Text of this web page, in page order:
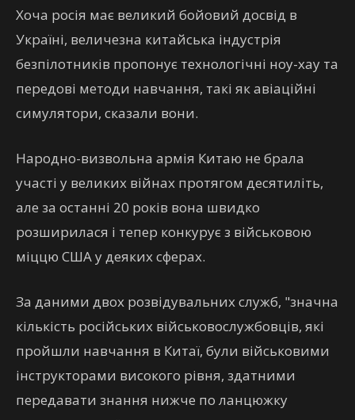
Хоча росія має великий бойовий досвід в
Україні, величезна китайська індустрія
безпілотників пропонує технологічні ноу-хау та
передові методи навчання, такі як авіаційні
симулятори, сказали вони.
Народно-визвольна армія Китаю не брала
участі у великих війнах протягом десятиліть,
але за останні 20 років вона швидко
розширилася і тепер конкурує з військовою
міццю США у деяких сферах.
За даними двох розвідувальних служб, "значна
кількість російських військовослужбовців, які
пройшли навчання в Китаї, були військовими
інструкторами високого рівня, здатними
передавати знання нижче по ланцюжку